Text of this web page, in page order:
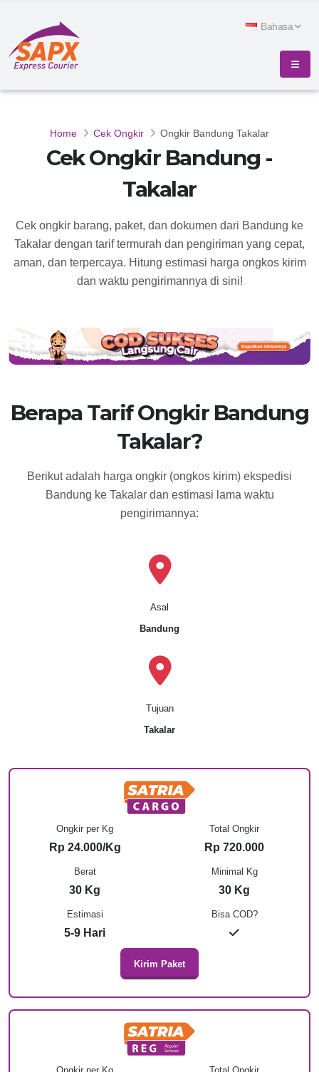
Bahasa
Home Cek Ongkir Ongkir Bandung Takalar
Cek Ongkir Bandung -
Takalar
Cek ongkir barang, paket, dan dokumen dari Bandung ke
Takalar dengan tarif termurah dan pengiriman yang cepat,
aman, dan terpercaya. Hitung estimasi harga ongkos kirim
dan waktu pengirimannya di sini!
Berapa Tarif Ongkir Bandung
Takalar?
Berikut adalah harga ongkir (ongkos kirim) ekspedisi
Bandung ke Takalar dan estimasi lama waktu
pengirimannya:
Asal
Bandung
Tujuan
Takalar
Bisa COD?
Ongkir per Kg
Rp 24.000/Kg
Total Ongkir
Rp 720.000
Berat
30 Kg
Minimal Kg
30 Kg
Estimasi
5-9 Hari
Kirim Paket